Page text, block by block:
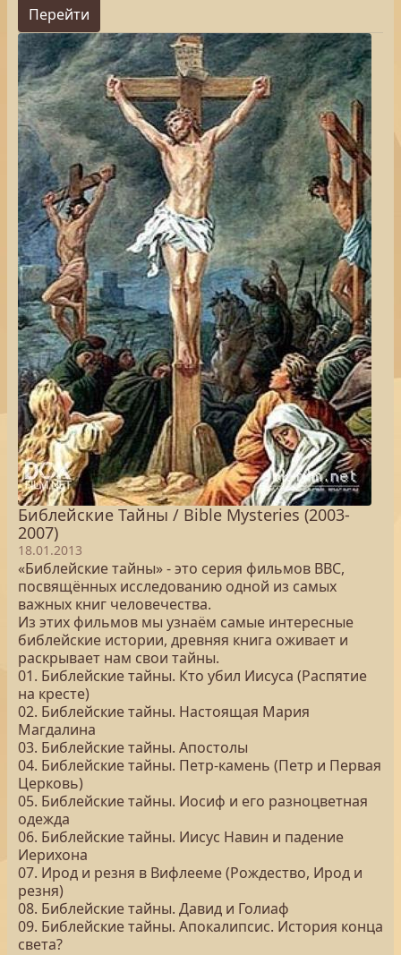
Перейти
Библейские Тайны / Bible Mysteries (2003-
2007)
18.01.2013
«Библейские тайны» - это серия фильмов BBC,
посвящённых исследованию одной из самых
важных книг человечества.
Из этих фильмов мы узнаём самые интересные
библейские истории, древняя книга оживает и
раскрывает нам свои тайны.
01. Библейские тайны. Кто убил Иисуса (Распятие
на кресте)
02. Библейские тайны. Настоящая Мария
Магдалина
03. Библейские тайны. Апостолы
04. Библейские тайны. Петр-камень (Петр и Первая
Церковь)
05. Библейские тайны. Иосиф и его разноцветная
одежда
06. Библейские тайны. Иисус Навин и падение
Иерихона
07. Ирод и резня в Вифлееме (Рождество, Ирод и
резня)
08. Библейские тайны. Давид и Голиаф
09. Библейские тайны. Апокалипсис. История конца
света?